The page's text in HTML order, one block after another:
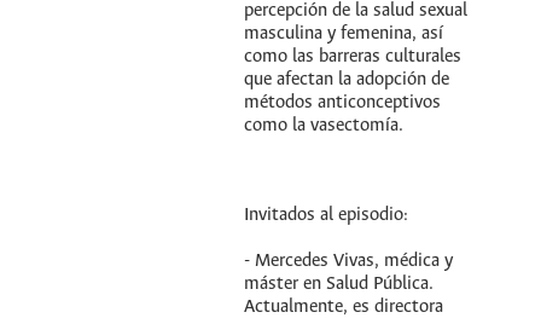
percepción de la salud sexual
masculina y femenina, así
como las barreras culturales
que afectan la adopción de
métodos anticonceptivos
como la vasectomía.
Invitados al episodio:
- Mercedes Vivas, médica y
máster en Salud Pública.
Actualmente, es directora